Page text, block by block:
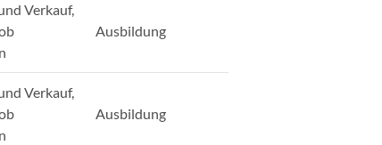
Verkauf,
Ausbildung
Verkauf,
Ausbildung